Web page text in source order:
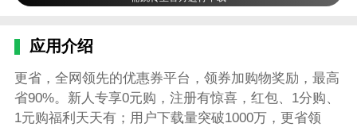
应用介绍
更省，全网领先的优惠券平台，领券加购物奖励，最高
省90%。新人专享0元购，注册有惊喜，红包、1分购、
1元购福利天天有；用户下载量突破1000万，更省领